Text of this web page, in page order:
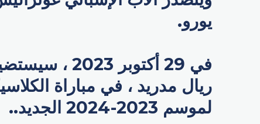
يورو.
في 29
ريال مدريد ، في مباراة
لموسم 2023-2024 الجديد..